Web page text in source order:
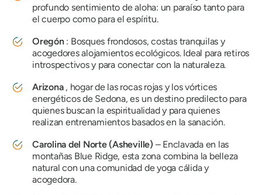
profundo sentimiento de aloha: un paraíso tanto para
el cuerpo como para el espíritu.
Oregón: Bosques frondosos, costas tranquilas y
acogedores alojamientos ecológicos. Ideal para retiros
introspectivos y para conectar con la naturaleza.
Arizona, hogar de las rocas rojas y los vórtices
energéticos de Sedona, es un destino predilecto para
quienes buscan la espiritualidad y para quienes
realizan entrenamientos basados ​​en la sanación.
Carolina del Norte (Asheville) – Enclavada en las
montañas Blue Ridge, esta zona combina la belleza
natural con una comunidad de yoga cálida y
acogedora.